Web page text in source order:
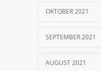
OKTOBER 2021
SEPTEMBER 2021
AUGUST 2021